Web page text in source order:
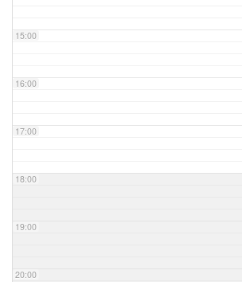
15:00
16:00
17:00
18:00
19:00
20:00